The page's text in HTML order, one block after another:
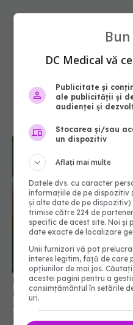
Experimentul
De ce cercetătorii
geamuri în timpul verii
15 iul 2026, 17:52
DC Medical vă
Publicitate și
ale publicității și
audienței și
Stocarea și/sau
un dispozitiv
Aflați mai multe
Datele dvs. cu caracter
informațiile de pe dispozitiv
și alte date de pe
trimise către 224 de
specific de acest site. Noi și
date exacte de localizare
Unii furnizori vă pot
interes legitim, față de care
opțiunilor de mai jos.
acestei pagini pentru a
consimțământul în setările
uri.